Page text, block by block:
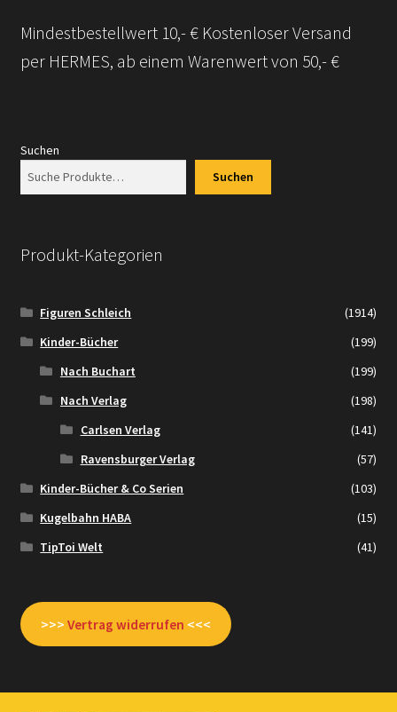
Versandarten
Widerrufsbelehrung
Versand + Wichtige Infos
Mindestbestellwert 10,- € Kostenloser Versand
per HERMES, ab einem Warenwert von 50,- €
Suchen
Suchen
Produkt-Kategorien
Figuren Schleich
(1914)
Kinder-Bücher
(199)
Nach Buchart
(199)
Nach Verlag
(198)
Carlsen Verlag
(141)
Ravensburger Verlag
(57)
Kinder-Bücher & Co Serien
(103)
Kugelbahn HABA
(15)
TipToi Welt
(41)
>>> Vertrag widerrufen <<<